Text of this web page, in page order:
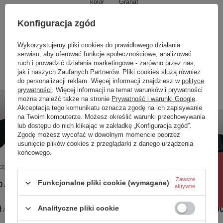
W komplecie stelaż oraz syfon z chromowanym
Do wyboru dodatkowo pokrywa na odpływ i
wybarwieniach:
Biały Połysk, Czarny Połysk, Czarny Mat, Złoty
Połysk
kolor Granat
Zobacz również
Poprzedni z tej kategorii
/
Wanna wolnostojąca 180x80 ABI
GRAFIT*
7 156,00 zł-7 512,00 zł
Wanna
6
Następny z tej kategorii
Konfiguracja zgód
Wykorzystujemy pliki cookies do prawidłowego działania
serwisu, aby oferować funkcje społecznościowe, analizować
ruch i prowadzić działania marketingowe - zarówno przez nas,
jak i naszych Zaufanych Partnerów. Pliki cookies służą również
do personalizacji reklam. Więcej informacji znajdziesz w polityce
prywatności . Więcej informacji na temat warunków i prywatności
można znaleźć także na stronie Prywatność i warunki Google
Akceptacja tego komunikatu oznacza zgodę na ich zapisywanie
na Twoim komputerze. Możesz określić warunki przechowywania
lub dostępu do nich klikając w zakładkę „Konfiguracja zgód”.
Zgodę możesz wycofać w dowolnym momencie poprzez
usunięcie plików cookies z przeglądarki z danego urządzenia
końcowego.
Funkcjonalne pliki cookie (wymagane)
Zawsze
aktywne
Analityczne pliki cookie